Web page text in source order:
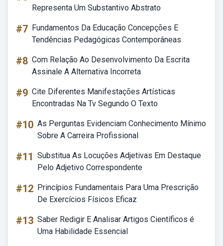
Representa Um Substantivo Abstrato
#7 Fundamentos Da Educação Concepções E
Tendências Pedagógicas Contemporâneas
#8 Com Relação Ao Desenvolvimento Da Escrita
Assinale A Alternativa Incorreta
#9 Cite Diferentes Manifestações Artísticas
Encontradas Na Tv Segundo O Texto
#10 As Perguntas Evidenciam Conhecimento Mínimo
Sobre A Carreira Profissional
#11 Substitua As Locuções Adjetivas Em Destaque
Pelo Adjetivo Correspondente
#12 Princípios Fundamentais Para Uma Prescrição
De Exercícios Físicos Eficaz
#13 Saber Redigir E Analisar Artigos Científicos é
Uma Habilidade Essencial